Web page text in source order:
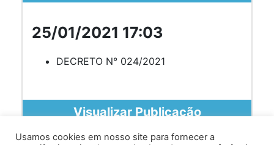
25/01/2021 17:03
DECRETO N° 024/2021
Visualizar Publicação
Usamos cookies em nosso site para fornecer a